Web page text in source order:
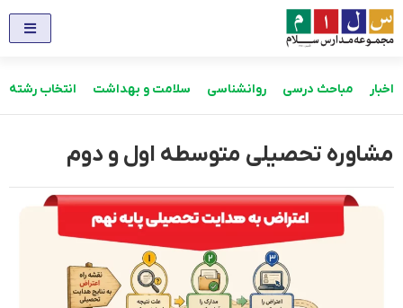
اخبار مباحث درسی روانشناسی سلامت و بهداشت انتخاب رشته
مشاوره تحصیلی متوسطه اول و دوم